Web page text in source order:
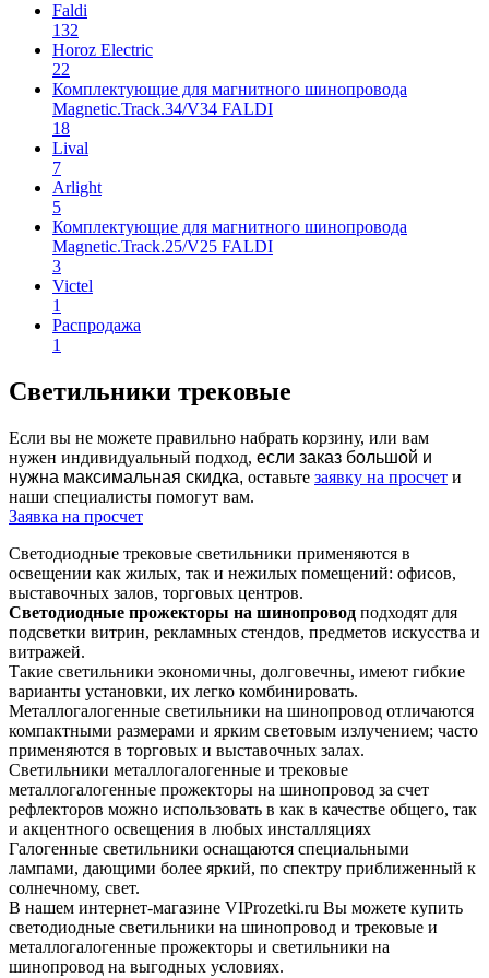
Faldi
132
Apply Faldi filter
Horoz Electric
22
Apply Horoz Electric filter
Комплектующие для магнитного шинопровода
Magnetic.Track.34/V34 FALDI
18
Apply Комплектующие для магнитного шинопровода
Magnetic.Track.34/V34 FALDI filter
Lival
7
Apply Lival filter
Arlight
5
Apply Arlight filter
Комплектующие для магнитного шинопровода
Magnetic.Track.25/V25 FALDI
3
Apply Комплектующие для магнитного шинопровода
Magnetic.Track.25/V25 FALDI filter
Victel
1
Apply Victel filter
Распродажа
1
Светильники трековые
Если вы не можете правильно набрать корзину, или вам
нужен индивидуальный подход, если заказ большой и
нужна максимальная скидка, оставьте заявку на просчет и
наши специалисты помогут вам.
Заявка на просчет
Светодиодные трековые светильники применяются в
освещении как жилых, так и нежилых помещений: офисов,
выставочных залов, торговых центров.
Светодиодные прожекторы на шинопровод подходят для
подсветки витрин, рекламных стендов, предметов искусства и
витражей.
Такие светильники экономичны, долговечны, имеют гибкие
варианты установки, их легко комбинировать.
Металлогалогенные светильники на шинопровод отличаются
компактными размерами и ярким световым излучением; часто
применяются в торговых и выставочных залах.
Светильники металлогалогенные и трековые
металлогалогенные прожекторы на шинопровод за счет
рефлекторов можно использовать в как в качестве общего, так
и акцентного освещения в любых инсталляциях
Галогенные светильники оснащаются специальными
лампами, дающими более яркий, по спектру приближенный к
солнечному, свет.
В нашем интернет-магазине VIProzetki.ru Вы можете купить
светодиодные светильники на шинопровод и трековые и
металлогалогенные прожекторы и светильники на
шинопровод на выгодных условиях.